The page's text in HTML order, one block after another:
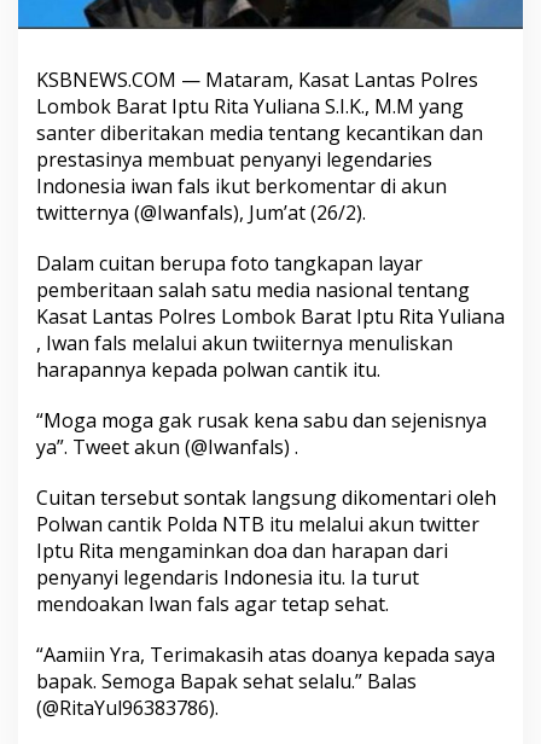
KSBNEWS.COM — Mataram, Kasat Lantas Polres
Lombok Barat Iptu Rita Yuliana S.I.K., M.M yang
santer diberitakan media tentang kecantikan dan
prestasinya membuat penyanyi legendaries
Indonesia iwan fals ikut berkomentar di akun
twitternya (@Iwanfals), Jum’at (26/2).
Dalam cuitan berupa foto tangkapan layar
pemberitaan salah satu media nasional tentang
Kasat Lantas Polres Lombok Barat Iptu Rita Yuliana
, Iwan fals melalui akun twiiternya menuliskan
harapannya kepada polwan cantik itu.
“Moga moga gak rusak kena sabu dan sejenisnya
ya”. Tweet akun (@Iwanfals) .
Cuitan tersebut sontak langsung dikomentari oleh
Polwan cantik Polda NTB itu melalui akun twitter
Iptu Rita mengaminkan doa dan harapan dari
penyanyi legendaris Indonesia itu. Ia turut
mendoakan Iwan fals agar tetap sehat.
“Aamiin Yra, Terimakasih atas doanya kepada saya
bapak. Semoga Bapak sehat selalu.” Balas
(@RitaYul96383786).